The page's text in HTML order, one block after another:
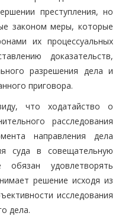
преступления, но
законом меры, которые
их процессуальных
доказательств,
разрешения дела и
приговора.
что ходатайство о
расследования
направления дела
суда в совещательную
удовлетворять
решение исходя из
исследования
дела.